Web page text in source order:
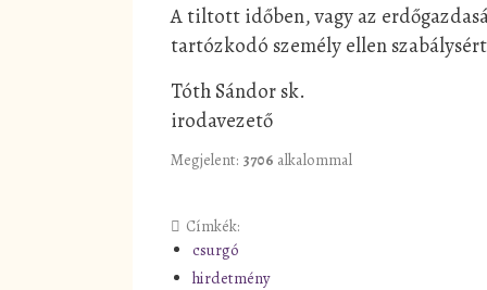
A tiltott időben, vagy az
tartózkodó személy ellen
Tóth Sándor sk.
irodavezető
Megjelent: 3706 alkalommal
Címkék:
csurgó
hirdetmény